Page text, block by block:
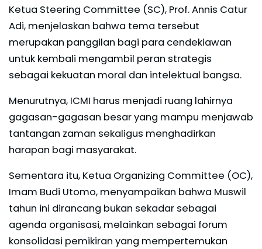
Ketua Steering Committee (SC), Prof. Annis Catur
Adi, menjelaskan bahwa tema tersebut
merupakan panggilan bagi para cendekiawan
untuk kembali mengambil peran strategis
sebagai kekuatan moral dan intelektual bangsa.
Menurutnya, ICMI harus menjadi ruang lahirnya
gagasan-gagasan besar yang mampu menjawab
tantangan zaman sekaligus menghadirkan
harapan bagi masyarakat.
Sementara itu, Ketua Organizing Committee (OC),
Imam Budi Utomo, menyampaikan bahwa Muswil
tahun ini dirancang bukan sekadar sebagai
agenda organisasi, melainkan sebagai forum
konsolidasi pemikiran yang mempertemukan